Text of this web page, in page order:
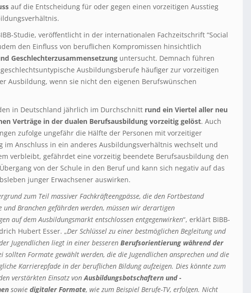
auf die Entscheidung für oder gegen einen vorzeitigen Ausstieg
Studie, veröffentlicht in der internationalen Fachzeitschrift “Social
den Einfluss von beruflichen Kompromissen hinsichtlich
Geschlechterzusammensetzung untersucht. Demnach führen
Ausbildungsberufe häufiger zur vorzeitigen
Ausbildung, wenn sie nicht den eigenen Berufswünschen
in Deutschland jährlich im Durchschnitt rund ein Viertel aller neu
Verträge in der dualen Berufsausbildung vorzeitig gelöst. Auch
zufolge ungefähr die Hälfte der Personen mit vorzeitiger
im Anschluss in ein anderes Ausbildungsverhältnis wechselt und
verbleibt, gefährdet eine vorzeitig beendete Berufsausbildung den
von der Schule in den Beruf und kann sich negativ auf das
junger Erwachsener auswirken.
zum Teil massiver Fachkräfteengpässe, die den Fortbestand
und Branchen gefährden werden, müssen wir derartigen
auf dem Ausbildungsmarkt entschlossen entgegenwirken“, erklärt BIBB-
Hubert Esser. „Der Schlüssel zu einer bestmöglichen Begleitung und
Jugendlichen liegt in einer besseren Berufsorientierung während der
sollten Formate gewählt werden, die die Jugendlichen ansprechen und die
Karrierepfade in der beruflichen Bildung aufzeigen. Dies könnte zum
verstärkten Einsatz von Ausbildungsbotschaftern und -
sowie digitaler Formate, wie zum Beispiel Berufe-TV, erfolgen. Nicht